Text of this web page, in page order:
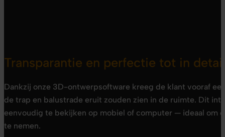
Transparantie en perfectie tot in detail
Dankzij onze 3D-ontwerpsoftware kreeg de klant vooraf
de trap en balustrade eruit zouden zien in de ruimte. Dit
eenvoudig te bekijken op mobiel of computer — ideaal om
te nemen.